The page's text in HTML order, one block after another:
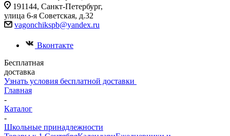
191144, Санкт-Петербург,
улица 6-я Советская, д.32
vagonchikspb@yandex.ru
Вконтакте
Бесплатная
доставка
Узнать условия бесплатной доставки
Главная
-
Каталог
-
Школьные принадлежности